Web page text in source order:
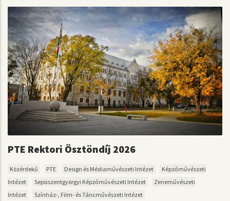
PTE Rektori Ösztöndíj 2026
Közérdekű PTE Design és Médiaművészeti Intézet
Képzőművészeti
Intézet
Sepsiszentgyörgyi Képzőművészeti Intézet
Zeneművészeti
Intézet
Színház-, Film- és Táncművészeti Intézet